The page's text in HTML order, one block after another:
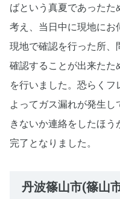
ばという真夏であったた
考え、当日中に現地にお
現地で確認を行った所、
確認することが出来た
を行いました。恐らく
よってガス漏れが発生
きないか連絡をしたほ
完了となりました。
丹波篠山市(篠山